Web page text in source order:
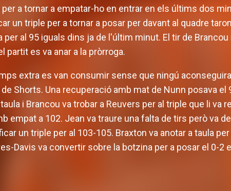
a tornar a empatar-ho en entrar en els últims dos
un triple per a tornar a posar per davant al quadre
per al 95 iguals dins ja de l'últim minut. El tir de
partit es va anar a la pròrroga.
extra es van consumir sense que ningú
Shorts. Una recuperació amb mat de Nunn posava el
taula i Brancou va trobar a Reuvers per al triple que li va
empat a 102. Jean va traure una falta de tirs però va
un triple per al 103-105. Braxton va anotar a taula
Davis va convertir sobre la botzina per a posar el 0-2